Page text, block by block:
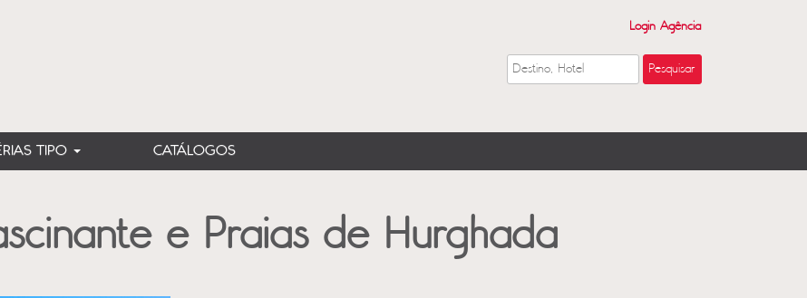
Login Agência
TIPO CATÁLOGOS
e Praias de Hurghada